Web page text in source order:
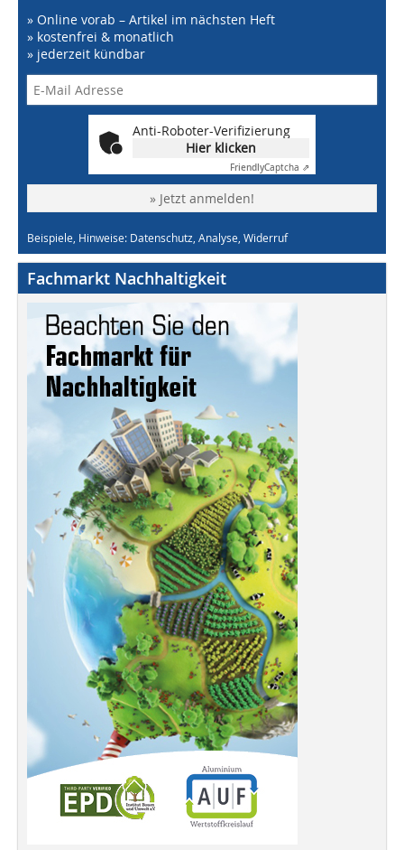
» Online vorab – Artikel im nächsten Heft
» kostenfrei & monatlich
» jederzeit kündbar
Anti-Roboter-Verifizierung
Hier klicken
FriendlyCaptcha ⇗
» Jetzt anmelden!
Beispiele, Hinweise: Datenschutz, Analyse, Widerruf
Fachmarkt Nachhaltigkeit